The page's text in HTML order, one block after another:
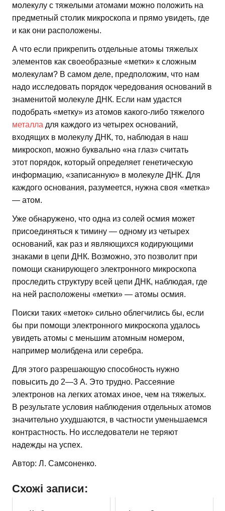
молекулу с тяжелыми атомами можно положить на
предметный столик микроскопа и прямо увидеть, где
и как они расположены.
А что если прикрепить отдельные атомы тяжелых
элементов как своеобразные «метки» к сложным
молекулам? В самом деле, предположим, что нам
надо исследовать порядок чередования оснований в
знаменитой молекуле ДНК. Если нам удастся
подобрать «метку» из атомов какого-либо тяжелого
металла для каждого из четырех оснований,
входящих в молекулу ДНК, то, наблюдая в наш
микроскоп, можно буквально «на глаз» считать
этот порядок, который определяет генетическую
информацию, «записанную» в молекуле ДНК. Для
каждого основания, разумеется, нужна своя «метка»
— атом.
Уже обнаружено, что одна из солей осмия может
присоединяться к тимину — одному из четырех
оснований, как раз и являющихся кодирующими
знаками в цепи ДНК. Возможно, это позволит при
помощи сканирующего электронного микроскопа
проследить структуру всей цепи ДНК, наблюдая, где
на ней расположены «метки» — атомы осмия.
Поиски таких «меток» сильно облегчились бы, если
бы при помощи электронного микроскопа удалось
увидеть атомы с меньшим атомным номером,
например молибдена или серебра.
Для этого разрешающую способность нужно
повысить до 2—3 А. Это трудно. Рассеяние
электронов на легких атомах иное, чем на тяжелых.
В результате условия наблюдения отдельных атомов
значительно ухудшаются, в частности уменьшаемся
контрастность. Но исследователи не теряют
надежды на успех.
Автор: Л. Самсоненко.
Схожі записи: